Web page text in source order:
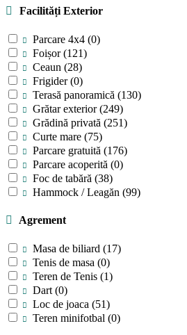
Facilități Exterior
Parcare 4x4 (0)
Foișor(121)
Ceaun (28)
Frigider(0)
Terasă panoramică (130)
Grătar exterior(249)
Grădină privată (251)
Curte mare (75)
Parcare gratuită (176)
Parcare acoperită (0)
Foc de tabără (38)
Hammock / Leagăn (99)
Agrement
Masa de biliard (17)
Tenis de masa (0)
Teren de Tenis (1)
Dart (0)
Loc de joaca (51)
Teren minifotbal (0)